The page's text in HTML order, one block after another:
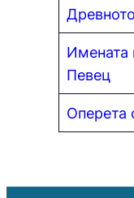
Имената
Певец
Оперета